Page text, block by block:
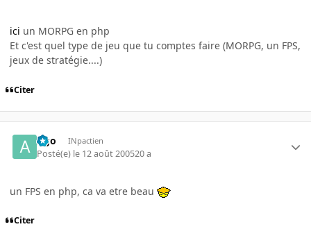
ici un MORPG en php
Et c'est quel type de jeu que tu comptes faire (MORPG, un FPS,
jeux de stratégie....)
Citer
Ago INpactien
Posté(e) le 12 août 200520 a
un FPS en php, ca va etre beau
Citer